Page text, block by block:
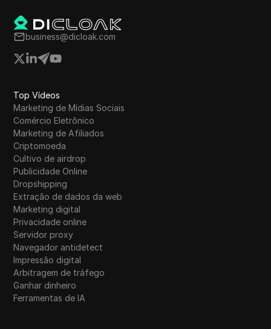
business@dicloak.com
Top Vídeos
Marketing de Mídias Sociais
Comércio Eletrônico
Marketing de Afiliados
Criptomoeda
Cultivo de airdrop
Publicidade Online
Dropshipping
Extração de dados da web
Marketing digital
Privacidade online
Servidor proxy
Navegador antidetect
Impressão digital
Arbitragem de tráfego
Ganhar dinheiro
Ferramentas de IA